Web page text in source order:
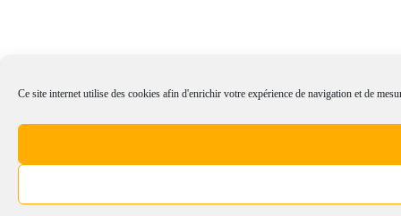
Ce site internet utilise des cookies afin d'enrichir votre expérience de navigation et de